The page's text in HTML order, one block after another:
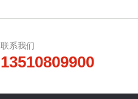
联系我们
13510809900